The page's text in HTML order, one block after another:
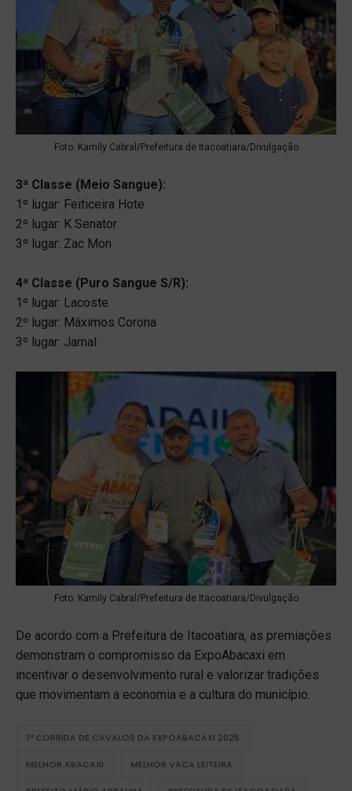
Foto: Kamily Cabral/Prefeitura de Itacoatiara/Divulgação
3ª Classe (Meio Sangue):
1º lugar: Feiticeira Hote
2º lugar: K Senator
3º lugar: Zac Mon
4ª Classe (Puro Sangue S/R):
1º lugar: Lacoste
2º lugar: Máximos Corona
3º lugar: Jamal
Foto: Kamily Cabral/Prefeitura de Itacoatiara/Divulgação
De acordo com a Prefeitura de Itacoatiara, as premiações
demonstram o compromisso da ExpoAbacaxi em
incentivar o desenvolvimento rural e valorizar tradições
que movimentam a economia e a cultura do município.
1ª CORRIDA DE CAVALOS DA EXPOABACAXI 2025
MELHOR ABACAXI MELHOR VACA LEITEIRA